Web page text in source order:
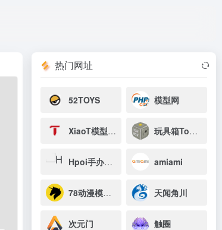
热门网址
52TOYS 模型网
XiaoT模型玩具网 玩具箱Toy Box
Hpoi手办维基 amiami
78动漫模型玩具网 天闻角川
次元门 触圈